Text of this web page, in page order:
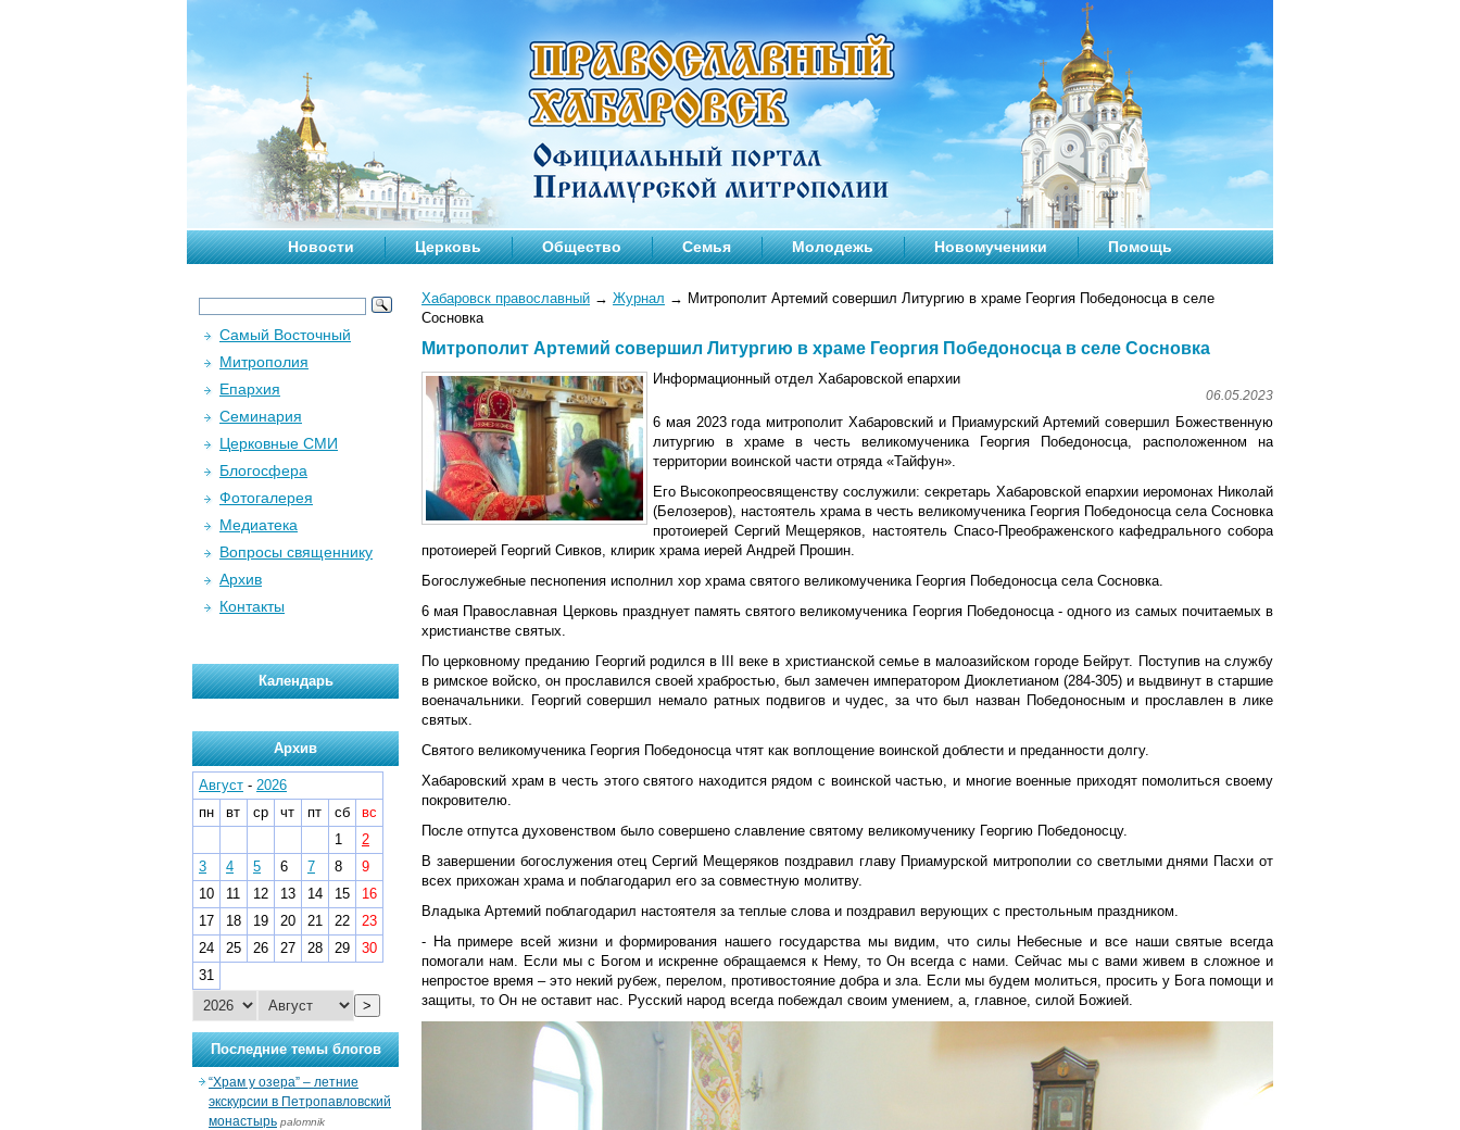
Новости Церковь Общество Семья Молодежь Новомученики Помощь
Хабаровск православный → Журнал → Митрополит Артемий совершил Литургию в храме Георгия Победоносца в селе
Сосновка
Митрополит Артемий совершил Литургию в храме Георгия Победоносца в селе Сосновка
Информационный отдел Хабаровской епархии
06.05.2023
6 мая 2023 года митрополит Хабаровский и Приамурский Артемий совершил Божественную
литургию в храме в честь великомученика Георгия Победоносца, расположенном на
территории воинской части отряда «Тайфун».
Его Высокопреосвященству сослужили: секретарь Хабаровской епархии иеромонах Николай
(Белозеров), настоятель храма в честь великомученика Георгия Победоносца села Сосновка
протоиерей Сергий Мещеряков, настоятель Спасо-Преображенского кафедрального собора
протоиерей Георгий Сивков, клирик храма иерей Андрей Прошин.
Богослужебные песнопения исполнил хор храма святого великомученика Георгия Победоносца села Сосновка.
6 мая Православная Церковь празднует память святого великомученика Георгия Победоносца - одного из самых почитаемых в
христианстве святых.
По церковному преданию Георгий родился в III веке в христианской семье в малоазийском городе Бейрут. Поступив на службу
в римское войско, он прославился своей храбростью, был замечен императором Диоклетианом (284-305) и выдвинут в старшие
военачальники. Георгий совершил немало ратных подвигов и чудес, за что был назван Победоносным и прославлен в лике
святых.
Святого великомученика Георгия Победоносца чтят как воплощение воинской доблести и преданности долгу.
Хабаровский храм в честь этого святого находится рядом с воинской частью, и многие военные приходят помолиться своему
покровителю.
После отпутса духовенством было совершено славление святому великомученику Георгию Победоносцу.
В завершении богослужения отец Сергий Мещеряков поздравил главу Приамурской митрополии со светлыми днями Пасхи от
всех прихожан храма и поблагодарил его за совместную молитву.
Владыка Артемий поблагодарил настоятеля за теплые слова и поздравил верующих с престольным праздником.
- На примере всей жизни и формирования нашего государства мы видим, что силы Небесные и все наши святые всегда
помогали нам. Если мы с Богом и искренне обращаемся к Нему, то Он всегда с нами. Сейчас мы с вами живем в сложное и
непростое время – это некий рубеж, перелом, противостояние добра и зла. Если мы будем молиться, просить у Бога помощи и
защиты, то Он не оставит нас. Русский народ всегда побеждал своим умением, а, главное, силой Божией.
Самый Восточный
Митрополия
Епархия
Семинария
Церковные СМИ
Блогосфера
Фотогалерея
Медиатека
Вопросы священнику
Архив
Контакты
Календарь
Архив
Август - 2026
пн
вт ср чт пт сб
вс
1
2
3
4 5 6 7 8
9
10
11 12 13 14 15
16
17
18 19 20 21 22
23
24
25 26 27 28 29
30
31
>
Последние темы блогов
“Храм у озера” – летние
экскурсии в Петропавловский
монастырь palomnik